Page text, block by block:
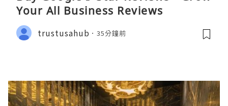
Your All Business Reviews
trustusahub 35分鐘前